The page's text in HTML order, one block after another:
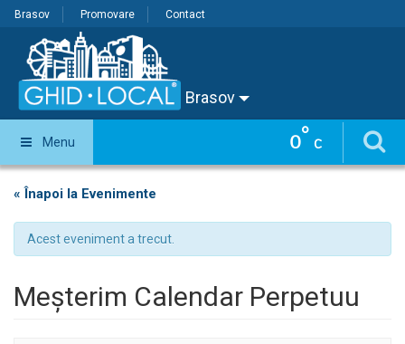
Brasov Promovare Contact
Brasov
0° C
Menu
« Înapoi la Evenimente
Acest eveniment a trecut.
Meșterim Calendar Perpetuu